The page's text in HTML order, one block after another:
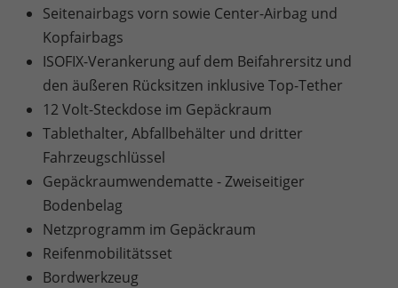
Seitenairbags vorn sowie Center-Airbag und
Kopfairbags
ISOFIX-Verankerung auf dem Beifahrersitz und
den äußeren Rücksitzen inklusive Top-Tether
12 Volt-Steckdose im Gepäckraum
Tablethalter, Abfallbehälter und dritter
Fahrzeugschlüssel
Gepäckraumwendematte - Zweiseitiger
Bodenbelag
Netzprogramm im Gepäckraum
Reifenmobilitätsset
Bordwerkzeug